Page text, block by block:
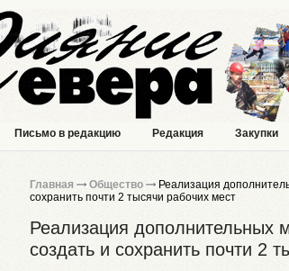
Письмо в редакцию Редакция Закупки
Главная Общество
Реализация
сохранить почти 2 тысячи рабочих мест
Реализация дополнительных
создать и сохранить почти 2